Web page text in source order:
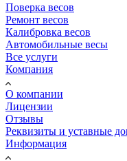
Поверка весов
Ремонт весов
Калибровка весов
Автомобильные весы
Все услуги
Компания
О компании
Лицензии
Отзывы
Реквизиты и уставные
Информация